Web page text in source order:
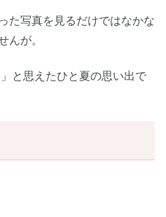
た写真を見るだけではなかな
んが。
」と思えたひと夏の思い出で